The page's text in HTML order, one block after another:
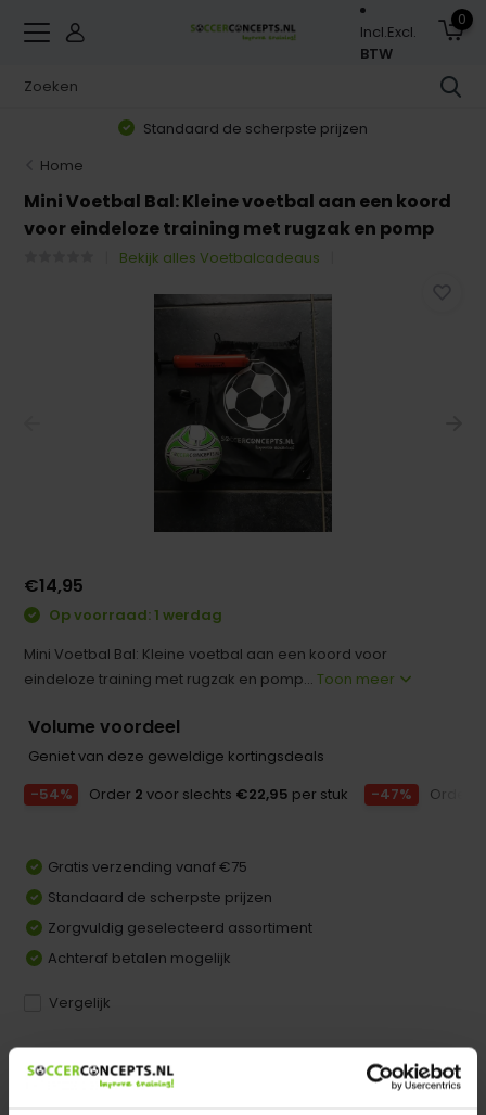
Incl.Excl.
BTW
0
Standaard de scherpste prijzen
Home
Mini Voetbal Bal: Kleine voetbal aan een koord
voor eindeloze training met rugzak en pomp
Bekijk alles Voetbalcadeaus
€14,95
Op voorraad: 1 werdag
Mini Voetbal Bal: Kleine voetbal aan een koord voor
eindeloze training met rugzak en pomp...Toon meer
Volume voordeel
Geniet van deze geweldige kortingsdeals
-54%
Order 2 voor slechts €22,95 per stuk -47% Order
Gratis verzending vanaf €75
Standaard de scherpste prijzen
Zorgvuldig geselecteerd assortiment
Achteraf betalen mogelijk
Vergelijk